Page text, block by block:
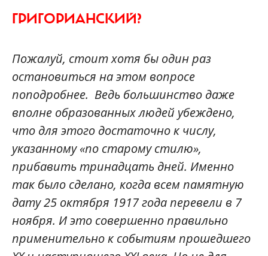
ГРИГОРИАНСКИЙ?
Пожалуй, стоит хотя бы один раз
остановиться на этом вопросе
поподробнее. Ведь большинство даже
вполне образованных людей убеждено,
что для этого достаточно к числу,
указанному «по старому стилю»,
прибавить тринадцать дней. Именно
так было сделано, когда всем памятную
дату 25 октября 1917 года перевели в 7
ноября. И это совершенно правильно
применительно к событиям прошедшего